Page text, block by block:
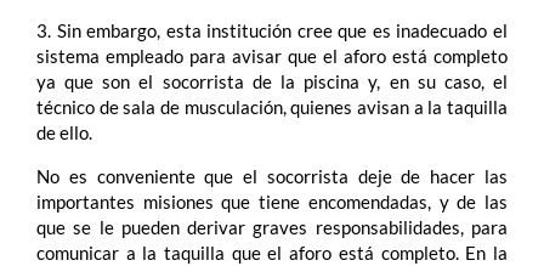
3. Sin embargo, esta institución cree que es inadecuado el
sistema empleado para avisar que el aforo está completo
ya que son el socorrista de la piscina y, en su caso, el
técnico de sala de musculación, quienes avisan a la taquilla
de ello.
No es conveniente que el socorrista deje de hacer las
importantes misiones que tiene encomendadas, y de las
que se le pueden derivar graves responsabilidades, para
comunicar a la taquilla que el aforo está completo. En la